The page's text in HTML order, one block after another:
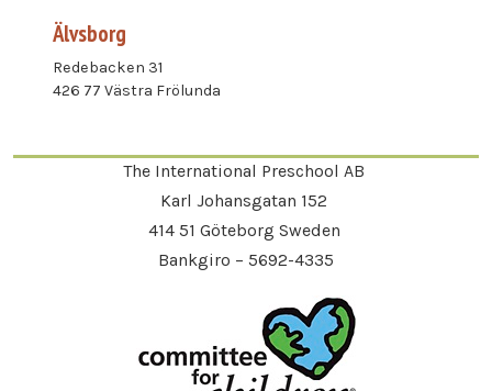
Älvsborg
Redebacken 31
426 77 Västra Frölunda
The International Preschool AB
Karl Johansgatan 152
414 51 Göteborg Sweden
Bankgiro – 5692-4335